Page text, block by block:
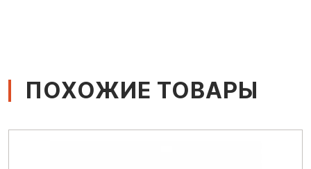
ПОХОЖИЕ ТОВАРЫ